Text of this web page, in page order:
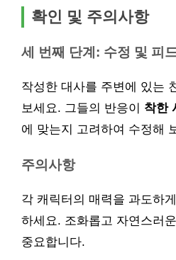
확인 및 주의사항
세 번째 단계: 수정 및 피
작성한 대사를 주변에 있는
보세요. 그들의 반응이 착한
에 맞는지 고려하여 수정해
주의사항
각 캐릭터의 매력을 과도하
하세요. 조화롭고 자연스러
중요합니다.